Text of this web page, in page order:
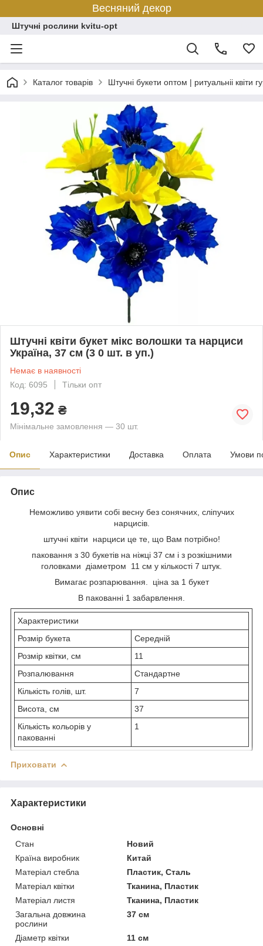
Весняний декор
Штучні рослини kvitu-opt
Каталог товарів Штучні букети оптом | ритуальніі квіти
Штучні квіти букет мікс волошки та нарциси
Україна, 37 см (3 0 шт. в уп.)
Немає в наявності
Код: 6095
Тільки опт
19,32 ₴
Мінімальне замовлення — 30 шт.
Опис Характеристики Доставка Оплата Умови
Опис
Неможливо уявити собі весну без сонячних, сліпучих
нарцисів.
штучні квіти нарциси це те, що Вам потрібно!
паковання з 30 букетів на ніжці 37 см і з розкішними
головками діаметром 11 см у кількості 7 штук.
Вимагає розпарювання. ціна за 1 букет
В пакованні 1 забарвлення.
Характеристики
Розмір букета
Середній
Розмір квітки, см
11
Розпалювання
Стандартне
Кількість голів, шт.
7
Висота, см
37
Кількість кольорів у
пакованні
1
Приховати
Характеристики
Основні
Стан
Новий
Країна виробник
Китай
Матеріал стебла
Пластик, Сталь
Матеріал квітки
Тканина, Пластик
Матеріал листя
Тканина, Пластик
Загальна довжина
рослини
37 см
Діаметр квітки
11 см